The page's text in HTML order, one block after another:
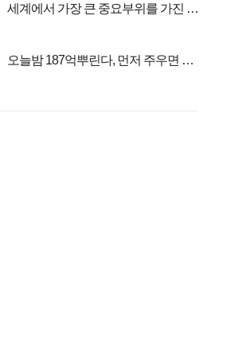
세계에서 가장 큰 중요부위를 가진 남
오늘밤 187억뿌린다, 먼저 주우면 최